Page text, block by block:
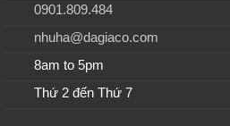
0901.809.484
nhuha@dagiaco.com
8am to 5pm
Thứ 2 đến Thứ 7